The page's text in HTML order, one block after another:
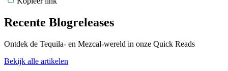
Recente Blogreleases
Ontdek de Tequila- en Mezcal-wereld in onze Quick Reads
Bekijk alle artikelen